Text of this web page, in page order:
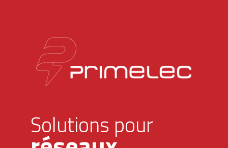
Solutions pour